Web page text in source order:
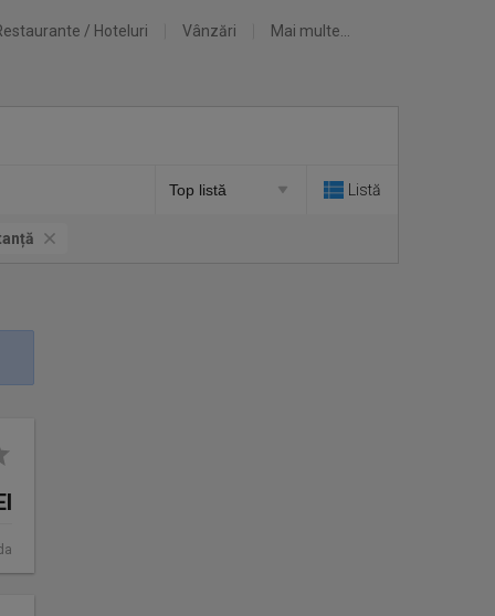
/ Hoteluri Vânzări Mai multe...
Listă